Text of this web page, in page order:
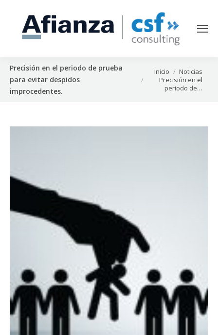
Precisión en el periodo de prueba
para evitar despidos
improcedentes.
Estás aquí:
Inicio
Noticias
Precisión en el
periodo de…